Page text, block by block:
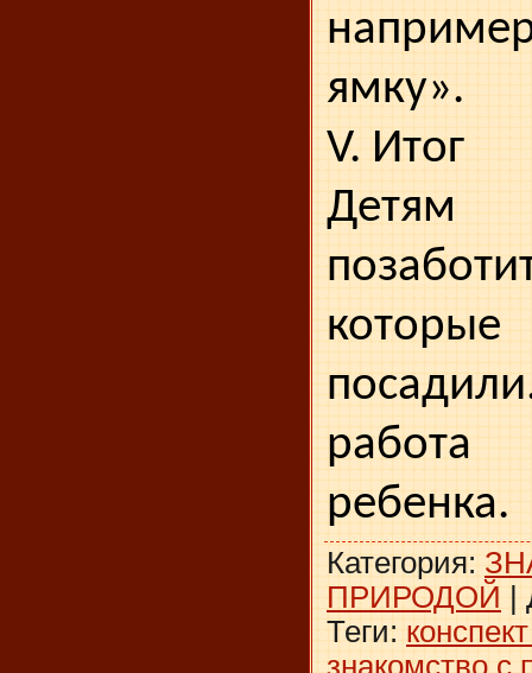
ямку».
V. Итог
Детям
ребенка.
Категория:
ПРИРОДОЙ |
Теги:
знакомство с